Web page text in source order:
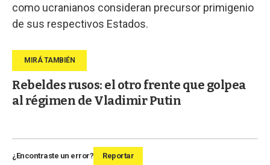
como ucranianos consideran precursor primigenio
de sus respectivos Estados.
Rebeldes rusos: el otro frente que golpea
al régimen de Vladimir Putin
¿Encontraste un error? Reportar